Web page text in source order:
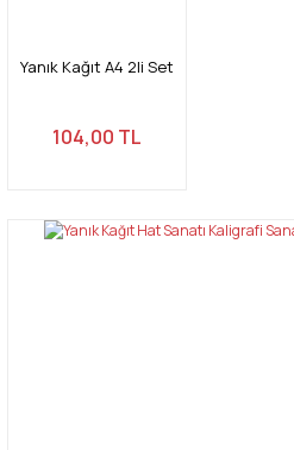
Yanık Kağıt A4 2li Set
104,00 TL